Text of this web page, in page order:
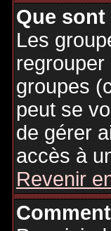
Que
Les
regrouper
groupes
peut se
de gérer
accès à
Revenir